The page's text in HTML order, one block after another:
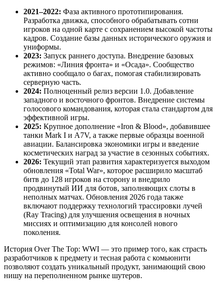
2021–2022: Фаза активного прототипирования.
Разработка движка, способного обрабатывать сотни
игроков на одной карте с сохранением высокой частоты
кадров. Создание базы данных исторического оружия и
униформы.
2023: Запуск раннего доступа. Внедрение базовых
режимов: «Линия фронта» и «Осада». Сообщество
активно сообщало о багах, помогая стабилизировать
серверную часть.
2024: Полноценный релиз версии 1.0. Добавление
западного и восточного фронтов. Внедрение системы
голосового командования, которая стала стандартом для
эффективной игры.
2025: Крупное дополнение «Iron & Blood», добавившее
танки Mark I и A7V, а также первые образцы военной
авиации. Балансировка экономики игры и введение
косметических наград за участие в сезонных событиях.
2026: Текущий этап развития характеризуется выходом
обновления «Total War», которое расширило масштаб
битв до 128 игроков на сторону и внедрило
продвинутый ИИ для ботов, заполняющих слоты в
неполных матчах. Обновления 2026 года также
включают поддержку технологий трассировки лучей
(Ray Tracing) для улучшения освещения в ночных
миссиях и оптимизацию для консолей нового
поколения.
История Over The Top: WWI — это пример того, как страсть
разработчиков к предмету и тесная работа с комьюнити
позволяют создать уникальный продукт, занимающий свою
нишу на переполненном рынке шутеров.